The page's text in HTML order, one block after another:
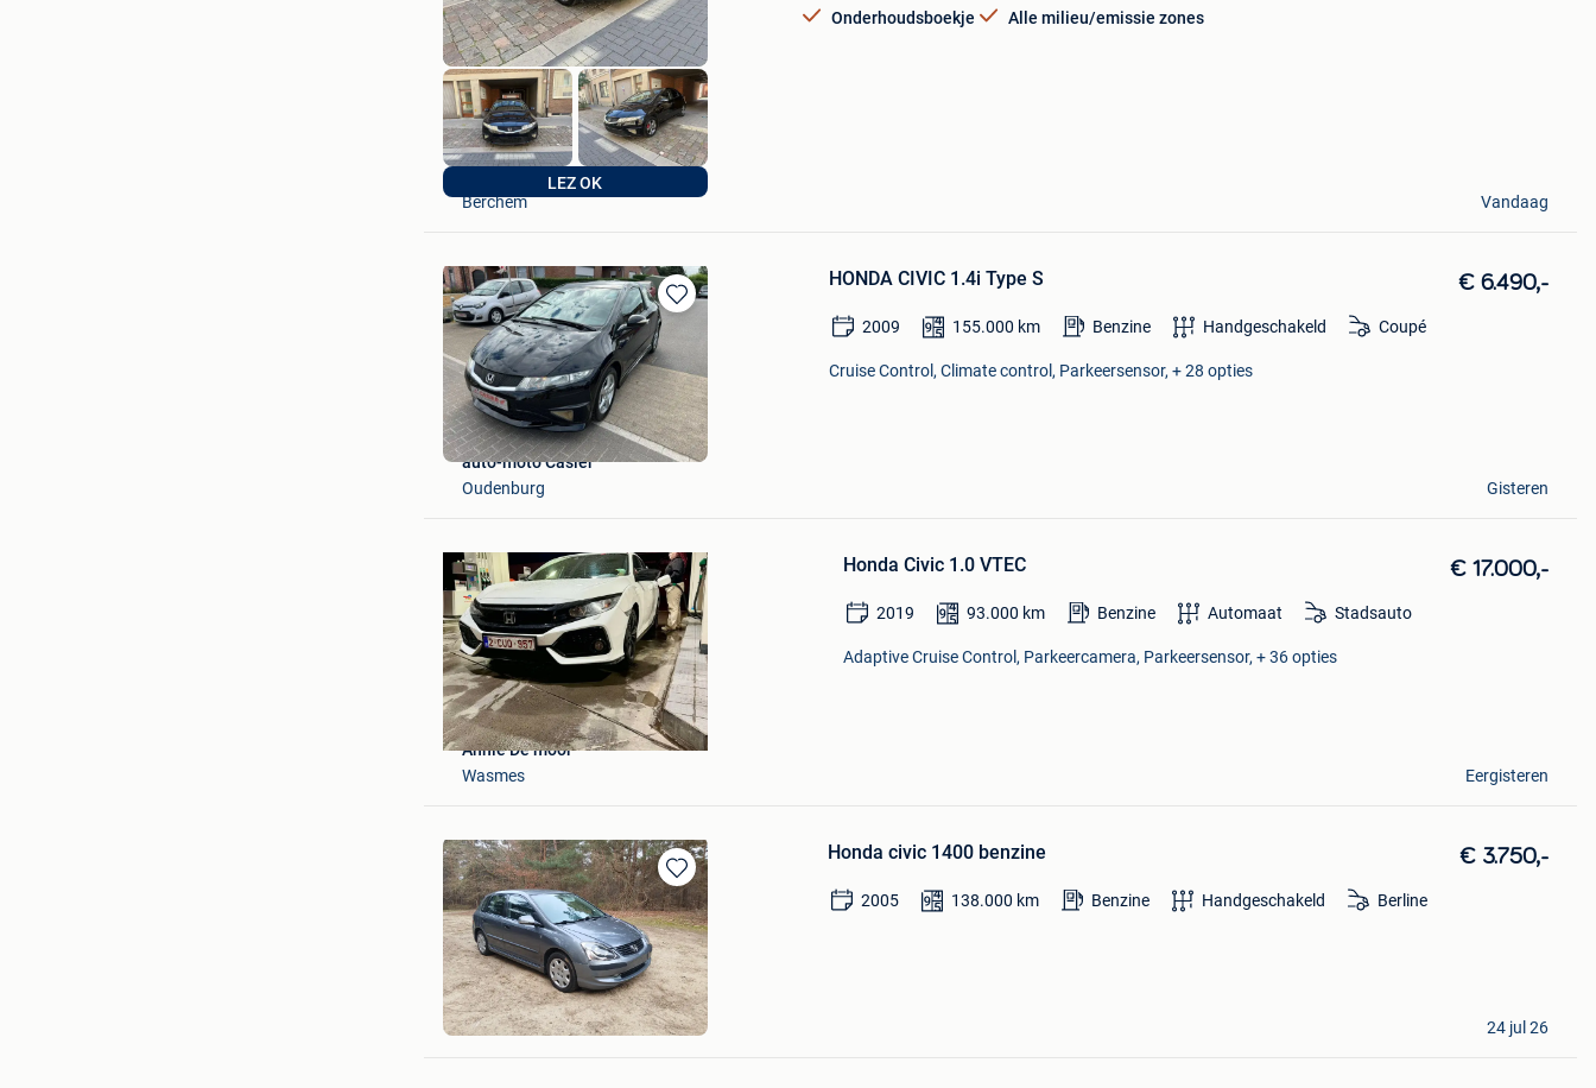
LEZ OK
Onderhoudsboekje Alle milieu/emissie zones
Berchem
Vandaag
Bewaren
in
Mijn
Favorieten
HONDA CIVIC 1.4i Type S € 6.490,-
2009 155.000 km Benzine Handgeschakeld Coupé
Cruise Control, Climate control, Parkeersensor, + 28 opties
auto-moto Casier
Oudenburg
Gisteren
Mijn
Favorieten
Honda Civic 1.0 VTEC € 17.000,-
2019 93.000 km Benzine Automaat Stadsauto
Adaptive Cruise Control, Parkeercamera, Parkeersensor, + 36 opties
Annie De moor
Wasmes
Eergisteren
Bewaren
in
Mijn
Favorieten
Honda civic 1400 benzine € 3.750,-
2005 138.000 km Benzine Handgeschakeld Berline
Debie Luc
Mol
24 jul 26